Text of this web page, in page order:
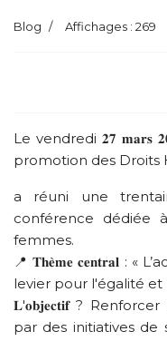
Blog Affichages : 269
Le vendredi 𝟐𝟕 𝐦𝐚𝐫𝐬
promotion des Droits
a réuni une
conférence dédiée
femmes.
📍 𝐓𝐡𝐞̀𝐦𝐞 𝐜𝐞𝐧𝐭𝐫𝐚𝐥 : «
levier pour l'égalité et
𝐋'𝐨𝐛𝐣𝐞𝐜𝐭𝐢𝐟 ?
par des initiatives de